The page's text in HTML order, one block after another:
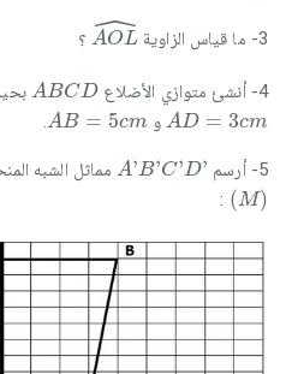
3- ما قياس الزاوية ˆ
AOL
AOL^
؟
4- أنشئ متوازي الأضلاع ABCD
ABCD
AD = 3cm
A D= c m و AB = 5cm
AB= m
.
5- أرسم A'B'C'D'
A'B'C'D' مماثل الشبه
(M)
M
: